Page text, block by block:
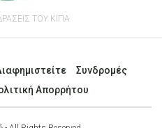
ΤΟΥ ΚΙΠΑ
Συνδρομές
Απορρήτου